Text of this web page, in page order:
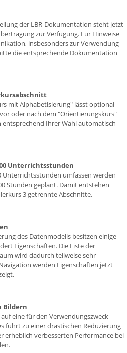
der LBR-Dokumentation steht jetzt
zur Verfügung. Für Hinweise
insbesonders zur Verwendung
die entsprechende Dokumentation
mit Alphabetisierung" lässt optional
oder nach dem "Orientierungskurs"
Ihrer Wahl automatisch
Unterrichtsstunden
Unterrichtsstunden umfassen werden
Stunden geplant. Damit entstehen
3 getrennte Abschnitte.
des Datenmodells besitzen einige
Eigenschaften. Die Liste der
wird dadurch teilweise sehr
werden Eigenschaften jetzt
Bildern
eine für den Verwendungszweck
führt zu einer drastischen Reduzierung
erheblich verbesserten Performance bei